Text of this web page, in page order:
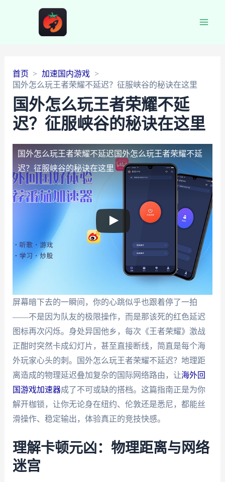
首页
加速国内游戏
国外怎么玩王者荣耀不延迟？征服峡谷的秘诀在这里
国外怎么玩王者荣耀不延
迟？征服峡谷的秘诀在这里
国外怎么玩王者荣耀不延迟国外怎么玩王者荣耀不延
迟？征服峡谷的秘诀在这里
屏幕暗下去的一瞬间，你的心跳似乎也跟着停了一拍
——不是因为队友的极限操作，而是那该死的红色延迟
图标再次闪烁。身处异国他乡，每次《王者荣耀》激战
正酣时突然卡成幻灯片，甚至直接断线，简直是每个海
外玩家心头的刺。国外怎么玩王者荣耀不延迟？地理距
离造成的物理延迟叠加复杂的国际网络路由，让海外回
国游戏加速器成了不可或缺的搭档。这篇指南正是为你
解开枷锁，让你无论身在纽约、伦敦还是悉尼，都能丝
滑操作、稳定输出，体验真正的竞技快感。
理解卡顿元凶：物理距离与网络
迷宫